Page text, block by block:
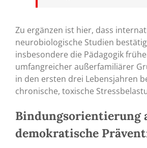
Zu ergänzen ist hier, dass
neurobiologische Studien
insbesondere die Pädagogik
umfangreicher außerfamiliärer
in den ersten drei Lebensjahren
chronische, toxische
Bindungsorientierung
demokratische